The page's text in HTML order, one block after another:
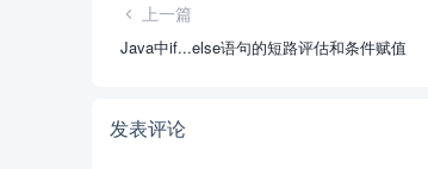
上一篇
Java中if...else语句的短路评估和条件赋值
发表评论